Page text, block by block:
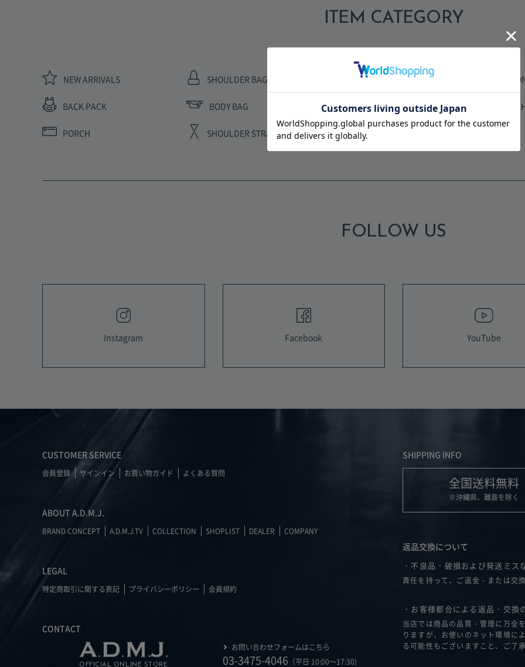
ITEM CATEGORY
NEW ARRIVALS SHOULDER BAG TOTE BAG
BACK PACK BODY BAG CARD CASE
PORCH SHOULDER STRAP
FOLLOW US
Instagram Facebook YouTube
CUSTOMER SERVICE
会員登録 サインイン お買い物ガイド よくある質問
ABOUT A.D.M.J.
BRAND CONCEPT A.D.M.J.TV COLLECTION SHOPLIST DEALER COMPANY
LEGAL
特定商取引に関する表記 プライバシーポリシー 会員規約
CONTACT
OFFICIAL ONLINE STORE
お問い合わせフォームはこちら
03-3475-4046 （平日 10:00～17:30)
SHIPPING INFO
全国送料無料
※沖縄県、離島を除く
返品交換について
・不良品・破損および発送ミ
責任を持って、ご返金・または交
・お客様都合による返品・交換
当店では商品の品質・管理に万全
りますが、お使いのネット環境に
る可能性もございますこと、ご了